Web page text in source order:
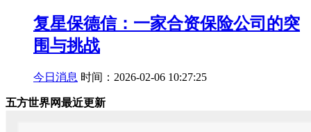
复星保德信：一家合资保险公司的突
围与挑战
今日消息 时间：2026-02-06 10:27:25
五方世界网最近更新